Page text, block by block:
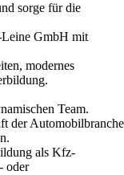
sorge für die
GmbH mit
modernes
Team.
der Automobilbranche
als Kfz-
oder